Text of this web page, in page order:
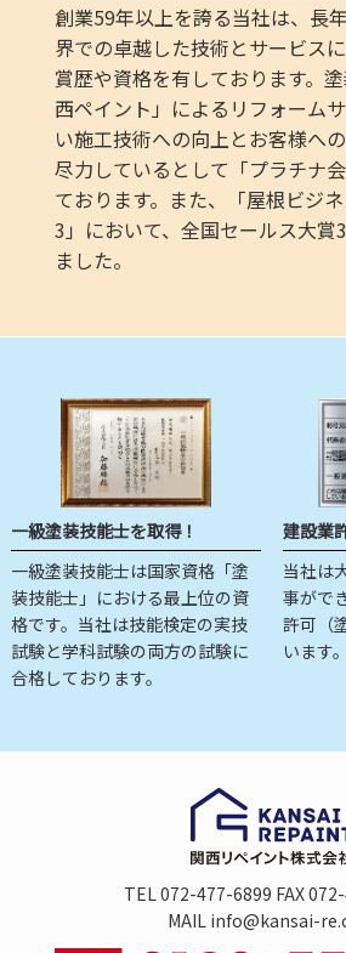
創業59年以上を誇る当社は、長
界での卓越した技術とサービス
賞歴や資格を有しております。
西ペイント」によるリフォーム
い施工技術への向上とお客様へ
尽力しているとして「プラチナ
ております。また、「屋根ビジ
3」において、全国セールス大賞
ました。
一級塗装技能士を取得！
一級塗装技能士は国家資格「塗
装技能士」における最上位の資
格です。当社は技能検定の実技
試験と学科試験の両方の試験に
合格しております。
建設業
当社は
事がで
許可（
います。
TEL 072-477-6899 FAX
MAIL info@kansai-